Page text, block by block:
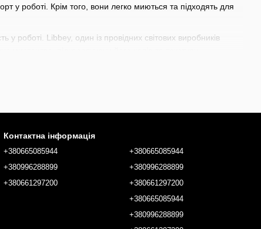
у роботі. Крім того, вони легко миються та підходять для
у роботі. Libbey, один із провідних світових виробників
змішувальних стаканів доприкрас для сервірування
Контактна інформація
+380665085944
+380996288899
+380661297200
+380665085944
+380996288899
+380661297200
+380665085944
+380996288899